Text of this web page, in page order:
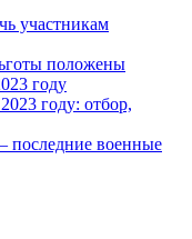
участникам
положены
году
году: отбор,
военные